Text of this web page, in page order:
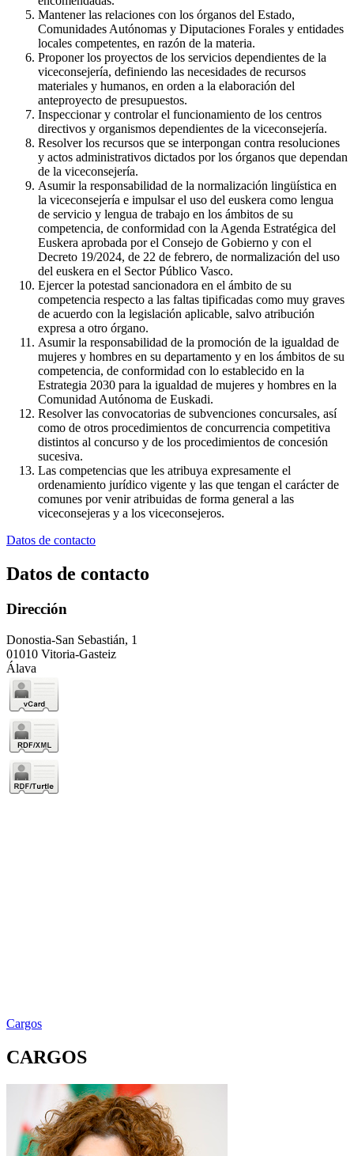
Mantener las relaciones con los órganos del Estado,
Comunidades Autónomas y Diputaciones Forales y entidades
locales competentes, en razón de la materia.
Proponer los proyectos de los servicios dependientes de la
viceconsejería, definiendo las necesidades de recursos
materiales y humanos, en orden a la elaboración del
anteproyecto de presupuestos.
Inspeccionar y controlar el funcionamiento de los centros
directivos y organismos dependientes de la viceconsejería.
Resolver los recursos que se interpongan contra resoluciones
y actos administrativos dictados por los órganos que dependan
de la viceconsejería.
Asumir la responsabilidad de la normalización lingüística en
la viceconsejería e impulsar el uso del euskera como lengua
de servicio y lengua de trabajo en los ámbitos de su
competencia, de conformidad con la Agenda Estratégica del
Euskera aprobada por el Consejo de Gobierno y con el
Decreto 19/2024, de 22 de febrero, de normalización del uso
del euskera en el Sector Público Vasco.
Ejercer la potestad sancionadora en el ámbito de su
competencia respecto a las faltas tipificadas como muy graves
de acuerdo con la legislación aplicable, salvo atribución
expresa a otro órgano.
Asumir la responsabilidad de la promoción de la igualdad de
mujeres y hombres en su departamento y en los ámbitos de su
competencia, de conformidad con lo establecido en la
Estrategia 2030 para la igualdad de mujeres y hombres en la
Comunidad Autónoma de Euskadi.
Resolver las convocatorias de subvenciones concursales, así
como de otros procedimientos de concurrencia competitiva
distintos al concurso y de los procedimientos de concesión
sucesiva.
Las competencias que les atribuya expresamente el
ordenamiento jurídico vigente y las que tengan el carácter de
comunes por venir atribuidas de forma general a las
viceconsejeras y a los viceconsejeros.
Datos de contacto
Datos de contacto
Dirección
Donostia-San Sebastián, 1
01010 Vitoria-Gasteiz
Álava
Cargos
CARGOS